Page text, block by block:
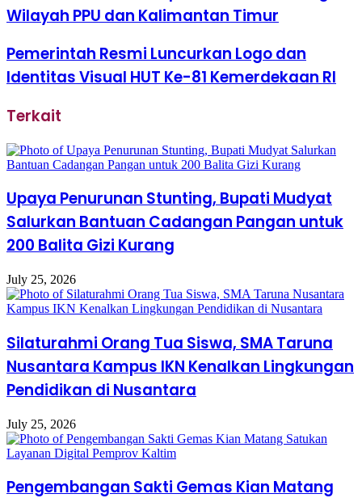
Wilayah PPU dan Kalimantan Timur
Pemerintah Resmi Luncurkan Logo dan
Identitas Visual HUT Ke-81 Kemerdekaan RI
Terkait
Upaya Penurunan Stunting, Bupati Mudyat
Salurkan Bantuan Cadangan Pangan untuk
200 Balita Gizi Kurang
July 25, 2026
Silaturahmi Orang Tua Siswa, SMA Taruna
Nusantara Kampus IKN Kenalkan Lingkungan
Pendidikan di Nusantara
July 25, 2026
Pengembangan Sakti Gemas Kian Matang